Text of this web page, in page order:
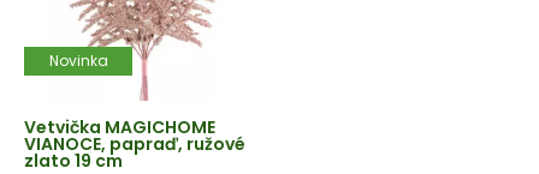
Novinka
Vetvička MAGICHOME
VIANOCE, papraď, ružové
zlato 19 cm